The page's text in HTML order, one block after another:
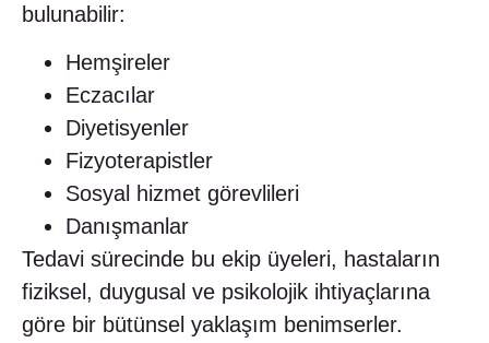
bulunabilir:
Hemşireler
Eczacılar
Diyetisyenler
Fizyoterapistler
Sosyal hizmet görevlileri
Danışmanlar
Tedavi sürecinde bu ekip üyeleri, hastaların
fiziksel, duygusal ve psikolojik ihtiyaçlarına
göre bir bütünsel yaklaşım benimserler.